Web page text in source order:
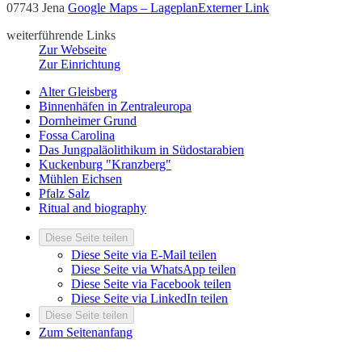
07743 Jena Google Maps – LageplanExterner Link
weiterführende Links
Zur Webseite
Zur Einrichtung
Alter Gleisberg
Binnenhäfen in Zentraleuropa
Dornheimer Grund
Fossa Carolina
Das Jungpaläolithikum in Südostarabien
Kuckenburg "Kranzberg"
Mühlen Eichsen
Pfalz Salz
Ritual and biography
Diese Seite teilen
Diese Seite via E-Mail teilen
Diese Seite via WhatsApp teilen
Diese Seite via Facebook teilen
Diese Seite via LinkedIn teilen
Diese Seite teilen
Zum Seitenanfang